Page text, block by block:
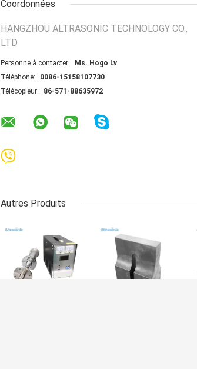
Coordonnées
HANGZHOU ALTRASONIC TECHNOLOGY CO.,
LTD
Personne à contacter:
Ms. Hogo Lv
Téléphone:
0086-15158107730
Télécopieur:
86-571-88635972
Autres Produits